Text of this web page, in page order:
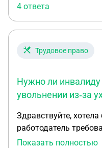
Отпуск я не брал 3 года. Могу ли я на законных
основаниях уехать
другому во время
4 ответа
Трудовое право
Нужно ли
увольнении из‑за
Здравствуйте,
работодатель
отработать две
Показать полностью